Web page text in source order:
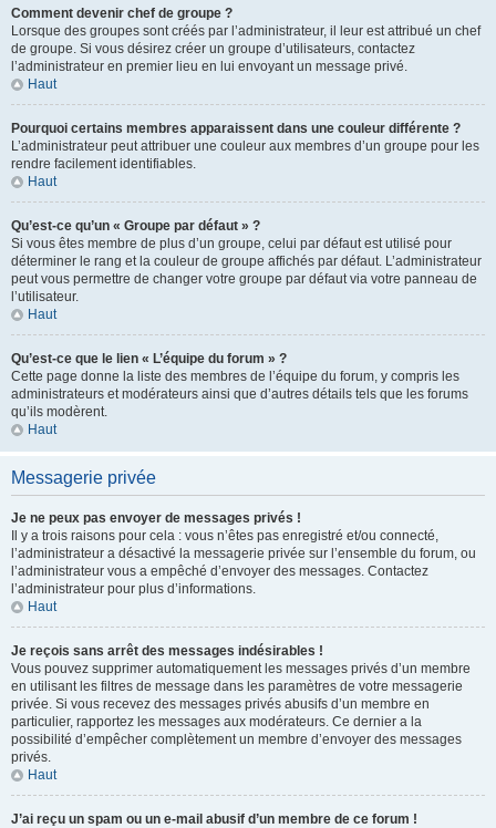
Comment devenir chef de groupe ?
Lorsque des groupes sont créés par l’administrateur, il leur est attribué un chef
de groupe. Si vous désirez créer un groupe d’utilisateurs, contactez
l’administrateur en premier lieu en lui envoyant un message privé.
Haut
Pourquoi certains membres apparaissent dans une couleur différente ?
L’administrateur peut attribuer une couleur aux membres d’un groupe pour les
rendre facilement identifiables.
Haut
Qu’est-ce qu’un « Groupe par défaut » ?
Si vous êtes membre de plus d’un groupe, celui par défaut est utilisé pour
déterminer le rang et la couleur de groupe affichés par défaut. L’administrateur
peut vous permettre de changer votre groupe par défaut via votre panneau de
l’utilisateur.
Haut
Qu’est-ce que le lien « L’équipe du forum » ?
Cette page donne la liste des membres de l’équipe du forum, y compris les
administrateurs et modérateurs ainsi que d’autres détails tels que les forums
qu’ils modèrent.
Haut
Messagerie privée
Je ne peux pas envoyer de messages privés !
Il y a trois raisons pour cela : vous n’êtes pas enregistré et/ou connecté,
l’administrateur a désactivé la messagerie privée sur l’ensemble du forum, ou
l’administrateur vous a empêché d’envoyer des messages. Contactez
l’administrateur pour plus d’informations.
Haut
Je reçois sans arrêt des messages indésirables !
Vous pouvez supprimer automatiquement les messages privés d’un membre
en utilisant les filtres de message dans les paramètres de votre messagerie
privée. Si vous recevez des messages privés abusifs d’un membre en
particulier, rapportez les messages aux modérateurs. Ce dernier a la
possibilité d’empêcher complètement un membre d’envoyer des messages
privés.
Haut
J’ai reçu un spam ou un e-mail abusif d’un membre de ce forum !